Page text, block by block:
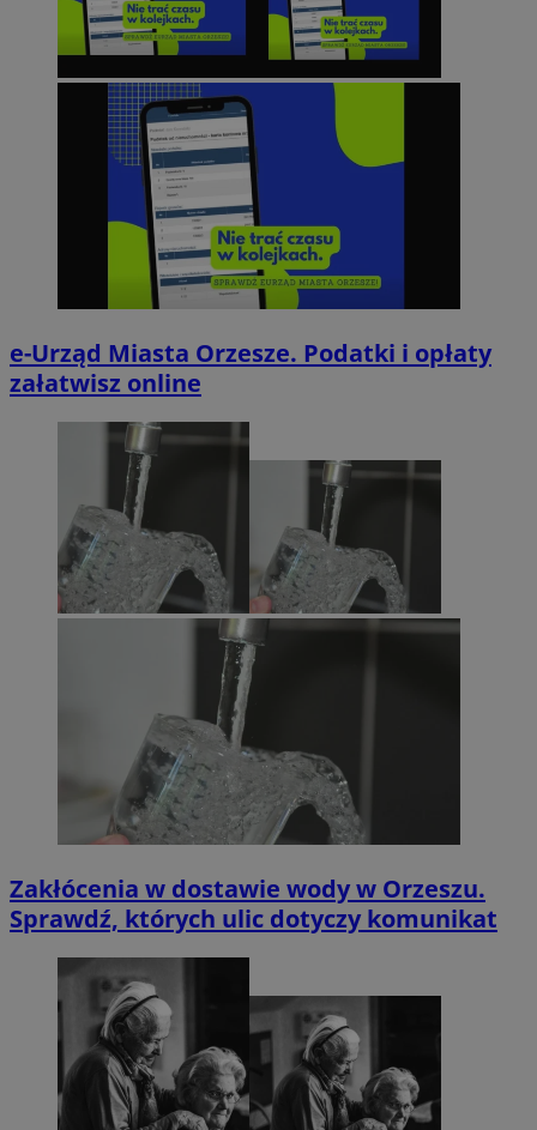
e-Urząd Miasta Orzesze. Podatki i opłaty
załatwisz online
Zakłócenia w dostawie wody w Orzeszu.
Sprawdź, których ulic dotyczy komunikat